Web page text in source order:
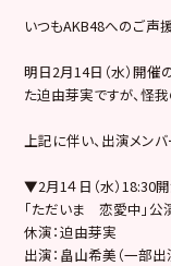
いつもAKB48へのご声
明日2月14日（水）開
た迫由芽実ですが、怪
上記に伴い、出演メン
▼2月1４日（水）18:30
「ただいま 恋愛中」公
休演：迫由芽実
出演：畠山希美（一部出